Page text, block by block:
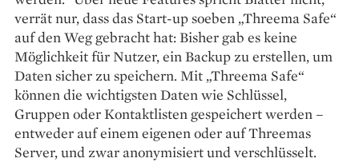
verrät nur, dass das Start-up soeben „Threema Safe“
auf den Weg gebracht hat: Bisher gab es keine
Möglichkeit für Nutzer, ein Backup zu erstellen, um
Daten sicher zu speichern. Mit „Threema Safe“
können die wichtigsten Daten wie Schlüssel,
Gruppen oder Kontaktlisten gespeichert werden –
entweder auf ­einem eigenen oder auf Threemas
Server, und zwar anonymisiert und ­verschlüsselt.